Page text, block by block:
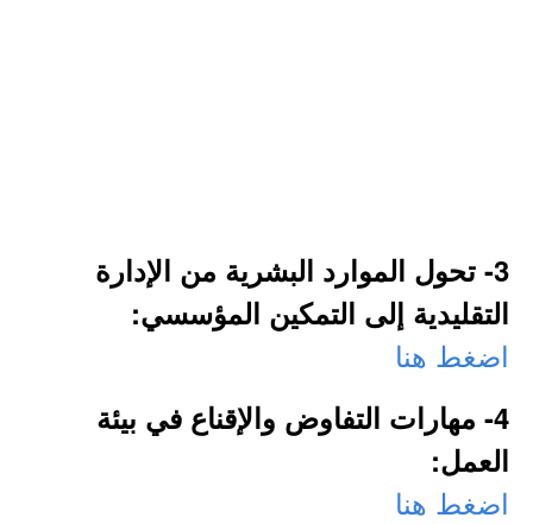
3- تحول الموارد البشرية من الإدارة
التقليدية إلى التمكين المؤسسي:
اضغط هنا
4- مهارات التفاوض والإقناع في بيئة
العمل:
اضغط هنا